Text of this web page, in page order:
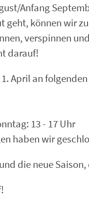
Anfang
geht, können wir
verspinnen
darauf!
April an
13 - 17 Uhr
haben wir
die neue